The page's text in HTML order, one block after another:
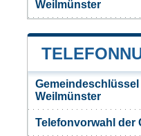
Weilmünster
Weilmünster
Telefonvorwahl der